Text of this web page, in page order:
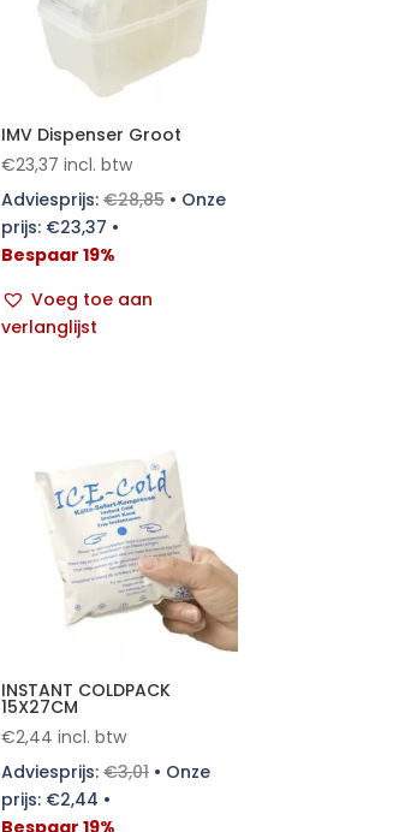
IMV Dispenser Groot
€23,37 incl. btw
Adviesprijs: €28,85• Onze
prijs: €23,37 •
Bespaar 19%
Voeg toe aan
verlanglijst
INSTANT COLDPACK
15X27CM
€2,44 incl. btw
Adviesprijs: €3,01• Onze
prijs: €2,44 •
Bespaar 19%